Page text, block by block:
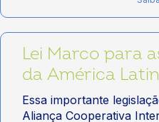
Lei Marco para
da América
Essa importante
Aliança Cooperativa